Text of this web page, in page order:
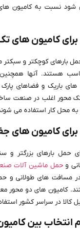
شود نسبت به کامیون
برای کامیون های
بارهای کوچکتر و سبکتر
هستند. آنها همچنین
باریک و فضاهای
محور اغلب در صنعت ساخت
محل کار استفاده می
برای کامیون های
حمل بارهای بزرگتر و
و حمل ماشین آلات
مسافت های طولانی و
کامیون های دو محور
کالا در سراسر کشور
انتخاب بین